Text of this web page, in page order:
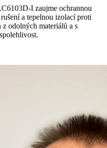
I zaujme ochrannou
a tepelnou izolací proti
odolných materiálů a s